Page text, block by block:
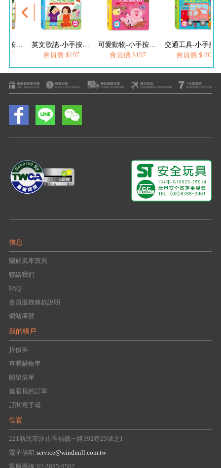
會員價:$197
會員價:$197
會員價:$197
信息
關於風車寶貝
聯絡我們
FAQ
會員服務條款說明
網站導覽
我的帳戶
折價券
查看購物車
願望清單
查看我的訂單
訂閱電子報
位置
221新北市汐止區福德一路392巷23號之1
電子信箱:service@windmill.com.tw
客服專線:02-2695-9502